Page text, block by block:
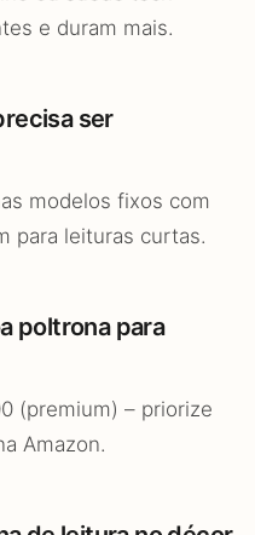
e duram mais.
ser
modelos fixos com
para leituras curtas.
poltrona para
(premium) – priorize
Amazon.